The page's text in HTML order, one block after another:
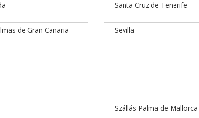
de Gran Canaria
Santa Cruz de Tenerife
Sevilla
Szállás Palma de Mallorca